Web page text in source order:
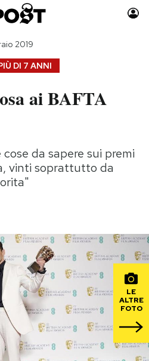
Auto
Moda
Storie/Idee
Ok Boomer!
Mondiali calcio 2026
DI 7 ANNI
2019
ai BAFTA
da sapere sui premi
vinti soprattutto da
LE
ALTRE
FOTO